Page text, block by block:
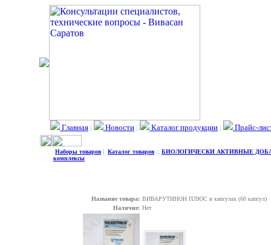
Главная | Новости | Каталог продукции | Прайс-
Наборы товаров | Каталог товаров :: БИОЛОГИЧЕСКИ АКТИВНЫЕ
комплексы
Название товара: ВИВАРУТИНОН ПЛЮС в капсулах (60 капсул)
Наличие: Нет